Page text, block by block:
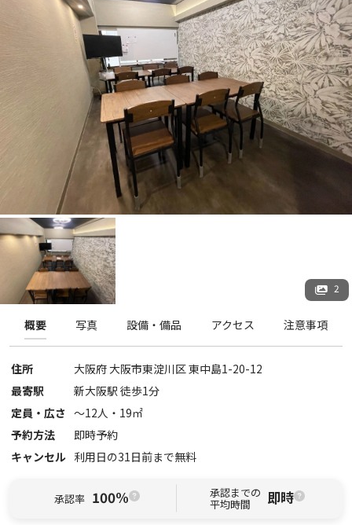
2
概要 写真 設備・備品 アクセス 注意事項
住所 大阪府大阪市東淀川区東中島1-20-12
最寄駅
新大阪駅 徒歩1分
定員・広さ 〜12人・ 19㎡
予約方法
即時予約
キャンセル 利用日の31日前まで無料
承認率 100% 承認までの
平均時間 即時